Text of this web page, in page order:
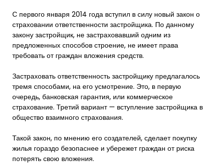
С первого января 2014 года вступил в силу новый закон о
страховании ответственности застройщика. По данному
закону застройщик, не застраховавший одним из
предложенных способов строение, не имеет права
требовать от граждан вложения средств.
Застраховать ответственность застройщику предлагалось
тремя способами, на его усмотрение. Это, в первую
очередь, банковская гарантия, или коммерческое
страхование. Третий вариант — вступление застройщика в
общество взаимного страхования.
Такой закон, по мнению его создателей, сделает покупку
жилья гораздо безопаснее и убережет граждан от риска
потерять свою вложения.